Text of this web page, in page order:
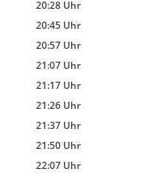
20:28 Uhr
20:45 Uhr
20:57 Uhr
21:07 Uhr
21:17 Uhr
21:26 Uhr
21:37 Uhr
21:50 Uhr
22:07 Uhr